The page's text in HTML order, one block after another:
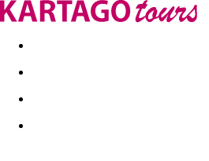
Kapcsolat Nyár 2026 Last